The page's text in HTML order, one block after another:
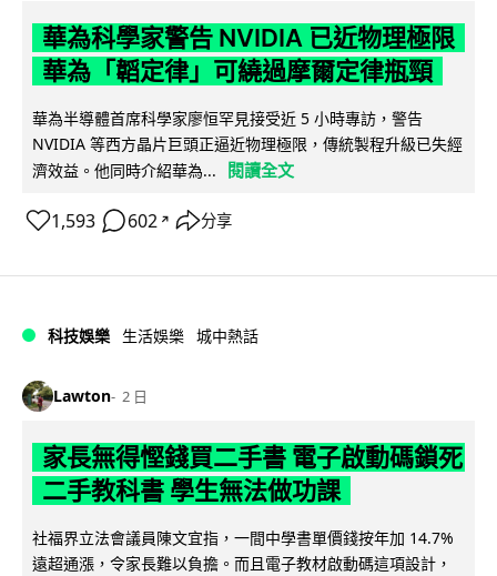
華為科學家警告 NVIDIA 已近物理極限
華為「韜定律」可繞過摩爾定律瓶頸
華為半導體首席科學家廖恒罕見接受近 5 小時專訪，警告
NVIDIA 等西方晶片巨頭正逼近物理極限，傳統製程升級已失經
濟效益。他同時介紹華為...
閱讀全文
1,593 602 ↗ 分享
科技娛樂 生活娛樂 城中熱話
Lawton 2 日
家長無得慳錢買二手書 電子啟動碼鎖死
二手教科書 學生無法做功課
社福界立法會議員陳文宜指，一間中學書單價錢按年加 14.7%
遠超通漲，令家長難以負擔。而且電子教材啟動碼這項設計，